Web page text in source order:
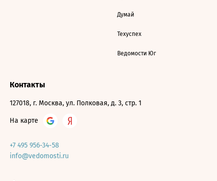
Думай
Техуспех
Ведомости Юг
Контакты
127018, г. Москва, ул. Полковая, д. 3, стр. 1
На карте
+7 495 956-34-58
info@vedomosti.ru